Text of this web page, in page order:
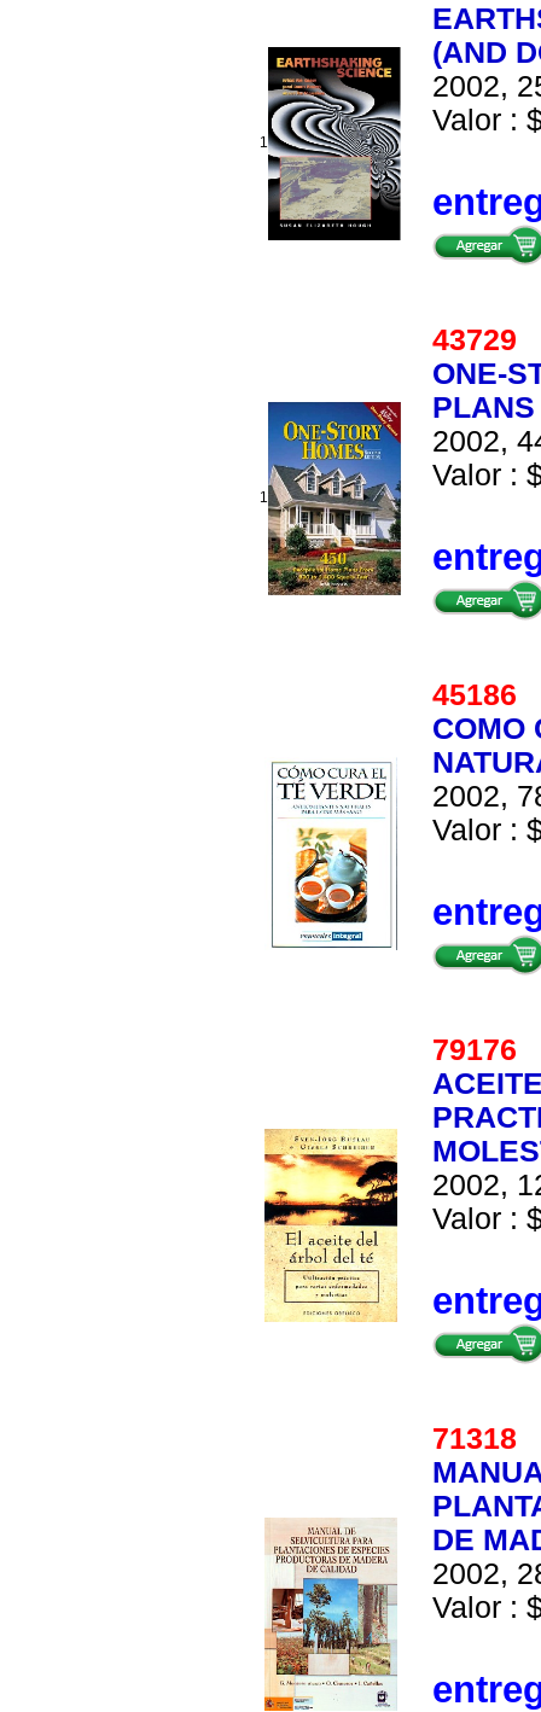
1
(AND
2002,
Valor :
1
43729
ONE-
PLANS
2002,
Valor :
45186
COMO
2002,
Valor :
79176
2002,
Valor :
71318
DE
2002,
Valor :